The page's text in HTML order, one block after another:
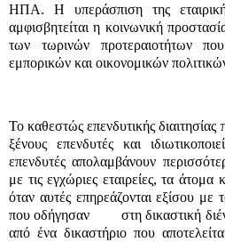
ΗΠΑ. Η υπεράσπιση της
αμφισβητείται η κοινωνική
των τωρινών προτεραιοτήτων
εμπορικών και οικονομικών
Το καθεστώς επενδυτικής
ξένους επενδυτές και
επενδυτές απολαμβάνουν
με τις εγχώριες εταιρείες, τα άτομα
όταν αυτές επηρεάζονται εξίσου με
που οδήγησαν
στη δικαστική
από ένα δικαστήριο που